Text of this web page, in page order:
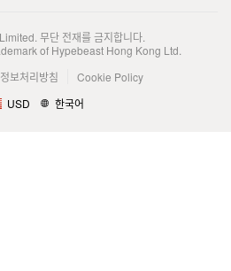
. 무단 전재를 금지합니다.
of Hypebeast Hong Kong Ltd.
보처리방침
Cookie Policy
USD
한국어